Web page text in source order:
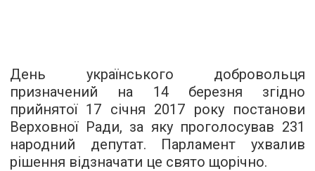
День українського добровольця
призначений на 14 березня згідно
прийнятої 17 січня 2017 року постанови
Верховної Ради, за яку проголосував 231
народний депутат. Парламент ухвалив
рішення відзначати це свято щорічно.